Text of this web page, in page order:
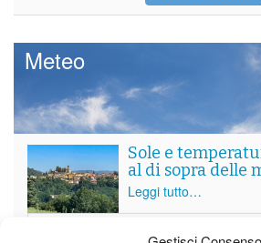
Meteo
Sole e
al di sopra delle
Leggi tutto…